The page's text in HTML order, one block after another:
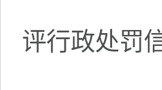
评行政处罚